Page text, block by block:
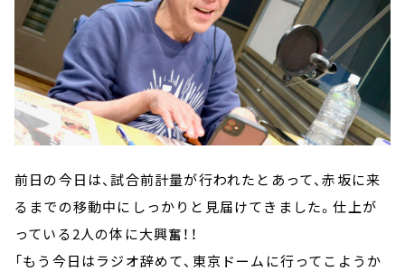
前日の今日は、試合前計量が行われたとあって、赤坂に来
るまでの移動中にしっかりと見届けてきました。仕上が
っている2人の体に大興奮！！
「もう今日はラジオ辞めて、東京ドームに行ってこようか